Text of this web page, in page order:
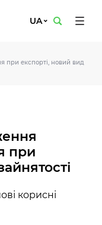
UA
при експорті, новий вид
при
корисні